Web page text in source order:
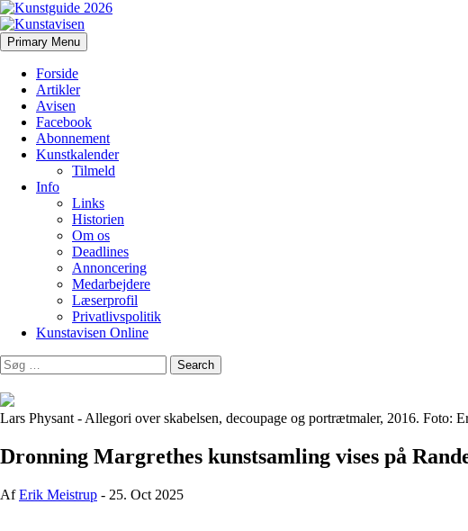
Kunstavisen
Search
Primary Menu Skip
to
Forside
Artikler
Avisen
Facebook
Abonnement
Kunstkalender
Tilmeld
Info
Links
Historien
Om os
Deadlines
Annoncering
Medarbejdere
Læserprofil
Privatlivspolitik
Kunstavisen Online
Search
for:
Lars Physant - Allegori over skabelsen, decoupage og portrætmaler, 2016. Foto:
Dronning Margrethes kunstsamling vises på
AfErik Meistrup - 25. Oct 2025